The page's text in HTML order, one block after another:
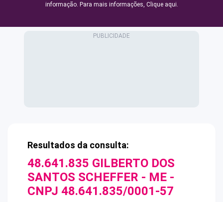
informação. Para mais informações, Clique aqui.
Resultados da consulta:
48.641.835 GILBERTO DOS
SANTOS SCHEFFER - ME -
CNPJ 48.641.835/0001-57